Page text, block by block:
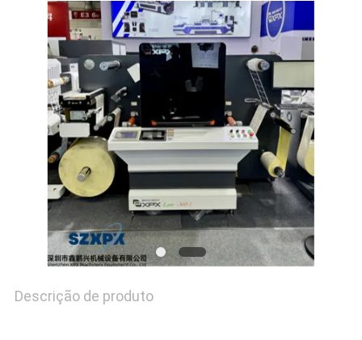
QUALIDADE
CONTACTE-
NOTÍCIAS
CASOS
MAPA
Descrição de produto